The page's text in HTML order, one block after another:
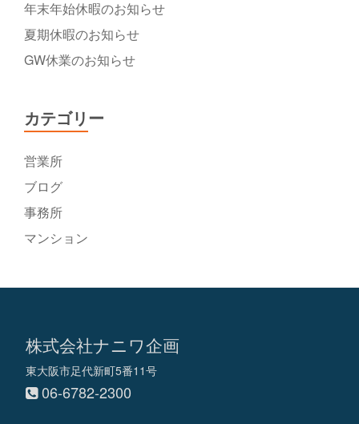
年末年始休暇のお知らせ
夏期休暇のお知らせ
GW休業のお知らせ
カテゴリー
営業所
ブログ
事務所
マンション
株式会社ナニワ企画
東大阪市足代新町5番11号
06-6782-2300